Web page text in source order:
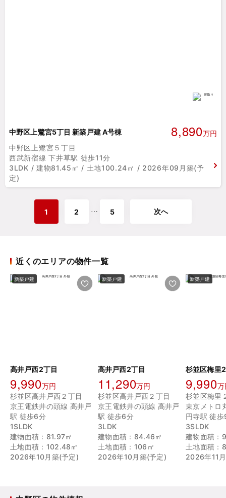
中野区上鷺宮5丁目 新築戸建 A号棟 8,890万円
中野区上鷺宮５丁目
西武新宿線 下井草駅 徒歩11分
3LDK / 建物81.45㎡ / 土地100.24㎡ / 2026年09月築(予
定)
1 2 ⋯ 5 次へ
近くのエリアの物件一覧
新築戸建
高井戸西2丁目
9,990万円
杉並区高井戸西２丁目
京王電鉄井の頭線 高井戸
駅 徒歩6分
1SLDK
建物面積：81.97㎡
土地面積：102.48㎡
2026年10月築(予定)
新築戸建
高井戸西2丁目
11,290万円
杉並区高井戸西２丁目
京王電鉄井の頭線 高井戸
駅 徒歩6分
3LDK
建物面積：84.46㎡
土地面積：106㎡
2026年10月築(予定)
新築戸建
9,990万
杉並区梅里
東京メトロ
円寺駅 徒
3SLDK
建物面積：
土地面積：
2026年11